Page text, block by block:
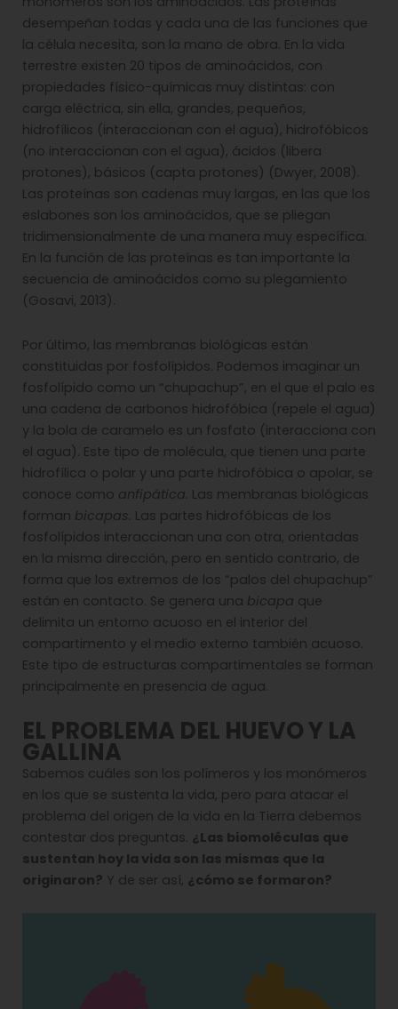
desempeñan todas y cada una de las funciones que
la célula necesita, son la mano de obra. En la vida
terrestre existen 20 tipos de aminoácidos, con
propiedades físico-químicas muy distintas: con
carga eléctrica, sin ella, grandes, pequeños,
hidrofílicos (interaccionan con el agua), hidrofóbicos
(no interaccionan con el agua), ácidos (libera
protones), básicos (capta protones) (Dwyer, 2008).
Las proteínas son cadenas muy largas, en las que los
eslabones son los aminoácidos, que se pliegan
tridimensionalmente de una manera muy específica.
En la función de las proteínas es tan importante la
secuencia de aminoácidos como su plegamiento
(Gosavi, 2013).
Por último, las membranas biológicas están
constituidas por fosfolípidos. Podemos imaginar un
fosfolípido como un “chupachup”, en el que el palo es
una cadena de carbonos hidrofóbica (repele el agua)
y la bola de caramelo es un fosfato (interacciona con
el agua). Este tipo de molécula, que tienen una parte
hidrofílica o polar y una parte hidrofóbica o apolar, se
conoce como anfipática. Las membranas biológicas
forman bicapas. Las partes hidrofóbicas de los
fosfolípidos interaccionan una con otra, orientadas
en la misma dirección, pero en sentido contrario, de
forma que los extremos de los “palos del chupachup”
están en contacto. Se genera una bicapa que
delimita un entorno acuoso en el interior del
compartimento y el medio externo también acuoso.
Este tipo de estructuras compartimentales se forman
principalmente en presencia de agua.
EL PROBLEMA DEL HUEVO Y LA
GALLINA
Sabemos cuáles son los polímeros y los monómeros
en los que se sustenta la vida, pero para atacar el
problema del origen de la vida en la Tierra debemos
contestar dos preguntas. ¿Las biomoléculas que
sustentan hoy la vida son las mismas que la
originaron? Y de ser así, ¿cómo se formaron?